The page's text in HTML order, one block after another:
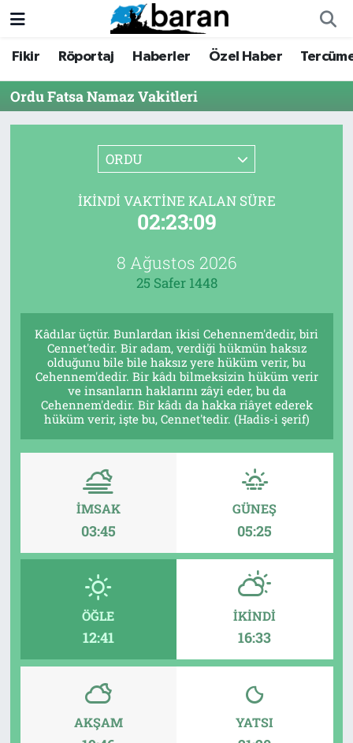
Fikir Röportaj Haberler Özel Haber
Ordu Fatsa Namaz Vakitleri
ORDU
İKINDI VAKTINE KALAN SÜRE
02:23:09
8 Ağustos 2026
25 Safer 1448
Kâdılar üçtür. Bunlardan ikisi Cehennem'dedir, biri
Cennet'tedir. Bir adam, verdiği hükmün haksız
olduğunu bile bile haksız yere hüküm verir, bu
Cehennem'dedir. Bir kâdı bilmeksizin hüküm verir
ve insanların haklarını zâyi eder, bu da
Cehennem'dedir. Bir kâdı da hakka riâyet ederek
hüküm verir, işte bu, Cennet'tedir. (Hadis-i şerif)
İMSAK
03:45
GÜNEŞ
05:25
ÖĞLE
12:41
İKINDI
16:33
AKŞAM YATSI
Fikir
Röportaj
Dergi
Tarih
Fikir
Röportaj
Dergi
İletişim
Künye
Nöbetçi Eczaneler
Hava Durumu
Tüm Manşetler
Son Dakika Haberleri